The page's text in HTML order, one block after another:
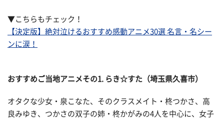
▼こちらもチェック！
【決定版】絶対泣けるおすすめ感動アニメ30選 名言・名シー
ンに涙！
おすすめご当地アニメその1. らき☆すた（埼玉県久喜市）
オタクな少女・泉こなた、そのクラスメイト・柊つかさ、高
良みゆき、つかさの双子の姉・柊かがみの4人を中心に、女子